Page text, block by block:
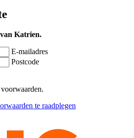
Katrien.
E-mailadres
Postcode
te raadplegen